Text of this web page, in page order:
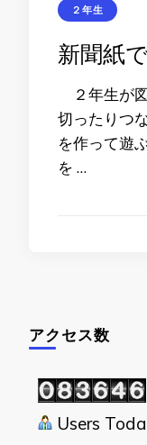
２年生
新聞紙
２年生が
切ったりつ
を作って遊
を …
アクセス数
Users